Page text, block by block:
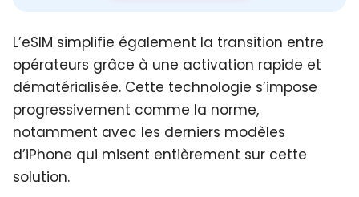
L’eSIM simplifie également la transition entre
opérateurs grâce à une activation rapide et
dématérialisée. Cette technologie s’impose
progressivement comme la norme,
notamment avec les derniers modèles
d’iPhone qui misent entièrement sur cette
solution.